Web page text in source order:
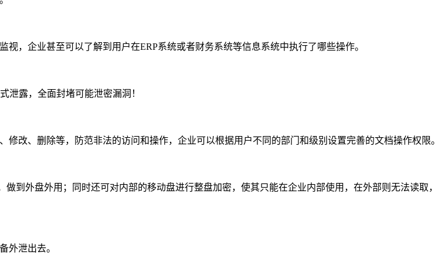
，企业甚至可以了解到用户在ERP系统或者财务系统等信息系统中执行了哪些操作。
泄露，全面封堵可能泄密漏洞！
改、删除等，防范非法的访问和操作，企业可以根据用户不同的部门和级别设置完善的文档操作权限。
到外盘外用；同时还可对内部的移动盘进行整盘加密，使其只能在企业内部使用，在外部则无法读取，
外泄出去。